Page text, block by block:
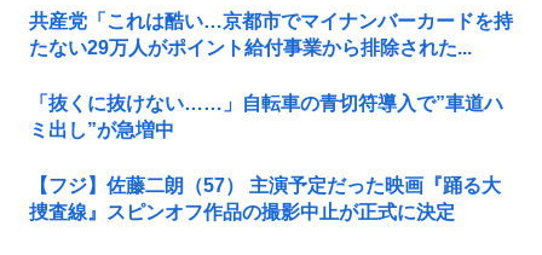
共産党「これは酷い…京都市でマイナンバーカードを持
たない29万人がポイント給付事業から排除された...
「抜くに抜けない……」自転車の青切符導入で”車道ハ
ミ出し”が急増中
【フジ】佐藤二朗（57） 主演予定だった映画『踊る大
捜査線』スピンオフ作品の撮影中止が正式に決定